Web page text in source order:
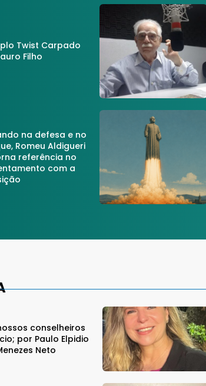
Twist Carpado
Filho
na defesa e no
Romeu Aldigueri
referência no
com a
conselheiros
por Paulo Elpidio
Neto